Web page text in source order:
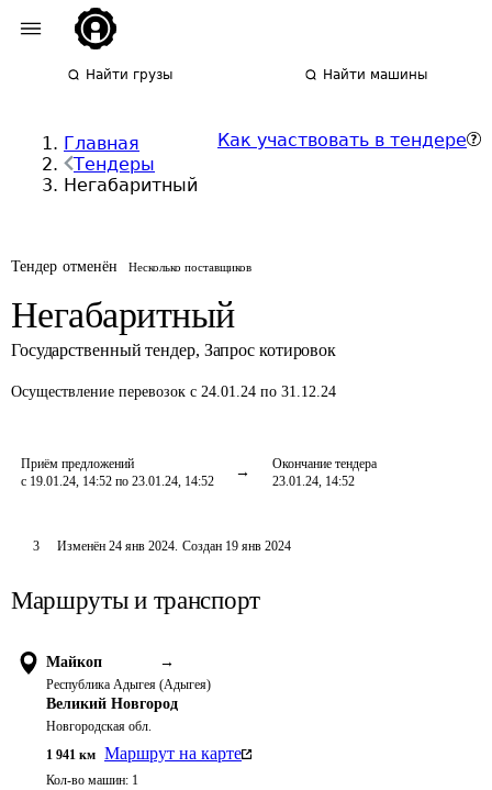
Найти грузы Найти машины
Главная
Тендеры
Негабаритный
Как участвовать в тендере
Тендер отменён Несколько поставщиков
Негабаритный
Государственный тендер, Запрос котировок
Осуществление перевозок с 24.01.24 по 31.12.24
Приём предложений
с 19.01.24, 14:52 по 23.01.24, 14:52
Окончание тендера
23.01.24, 14:52
3 Изменён 24 янв 2024. Создан 19 янв 2024
Маршруты и транспорт
Майкоп →
Республика Адыгея (Адыгея)
Великий Новгород
Новгородская обл.
1 941 км Маршрут на карте
Кол-во машин: 1